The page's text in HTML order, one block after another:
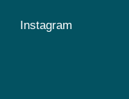
Instagram